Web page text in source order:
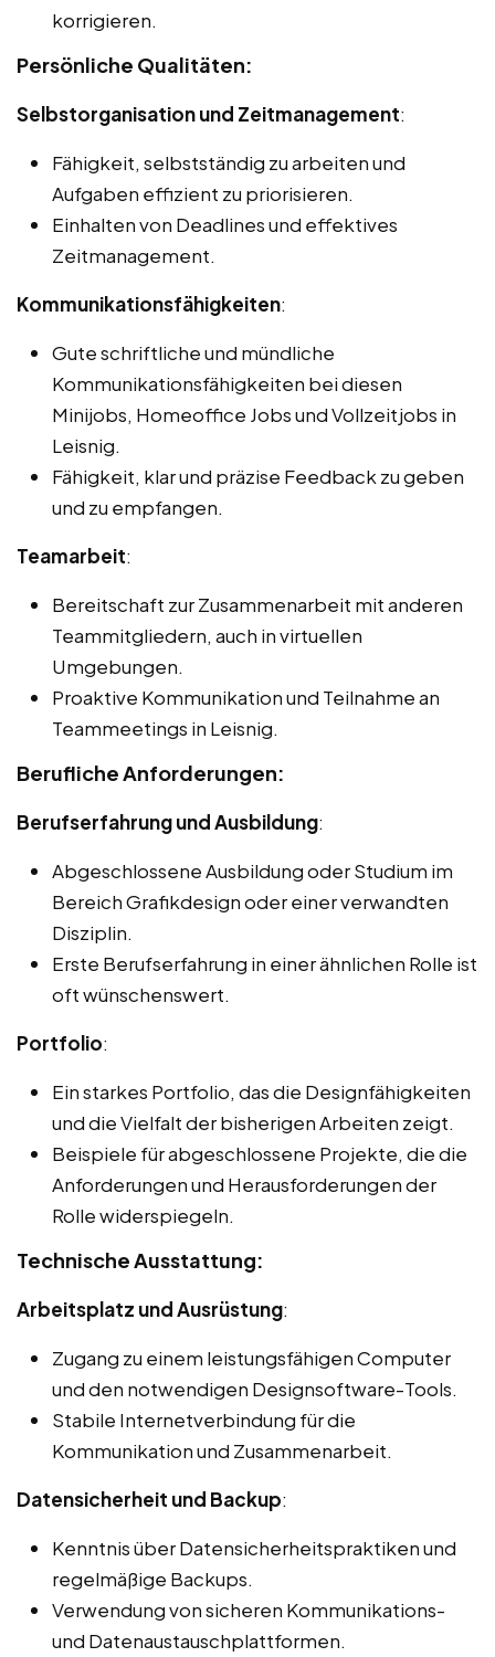
korrigieren.
Persönliche Qualitäten:
Selbstorganisation und Zeitmanagement:
Fähigkeit, selbstständig zu arbeiten und
Aufgaben effizient zu priorisieren.
Einhalten von Deadlines und effektives
Zeitmanagement.
Kommunikationsfähigkeiten:
Gute schriftliche und mündliche
Kommunikationsfähigkeiten bei diesen
Minijobs, Homeoffice Jobs und Vollzeitjobs in
Leisnig.
Fähigkeit, klar und präzise Feedback zu geben
und zu empfangen.
Teamarbeit:
Bereitschaft zur Zusammenarbeit mit anderen
Teammitgliedern, auch in virtuellen
Umgebungen.
Proaktive Kommunikation und Teilnahme an
Teammeetings in Leisnig.
Berufliche Anforderungen:
Berufserfahrung und Ausbildung:
Abgeschlossene Ausbildung oder Studium im
Bereich Grafikdesign oder einer verwandten
Disziplin.
Erste Berufserfahrung in einer ähnlichen Rolle ist
oft wünschenswert.
Portfolio:
Ein starkes Portfolio, das die Designfähigkeiten
und die Vielfalt der bisherigen Arbeiten zeigt.
Beispiele für abgeschlossene Projekte, die die
Anforderungen und Herausforderungen der
Rolle widerspiegeln.
Technische Ausstattung:
Arbeitsplatz und Ausrüstung:
Zugang zu einem leistungsfähigen Computer
und den notwendigen Designsoftware-Tools.
Stabile Internetverbindung für die
Kommunikation und Zusammenarbeit.
Datensicherheit und Backup:
Kenntnis über Datensicherheitspraktiken und
regelmäßige Backups.
Verwendung von sicheren Kommunikations-
und Datenaustauschplattformen.